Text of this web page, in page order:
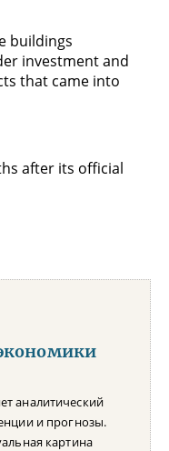
buildings
investment and
that came into
after its official
аналитический
и прогнозы.
картина